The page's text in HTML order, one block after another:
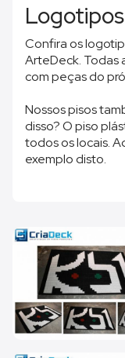
Confira os
ArteDeck. Todas
com peças do
Nossos pisos
disso? O piso
todos os locais.
exemplo disto.